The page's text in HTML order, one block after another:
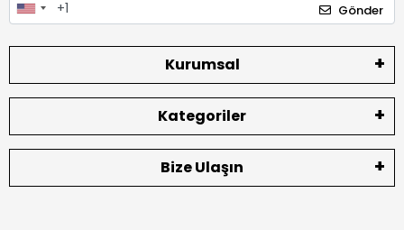
Gönder
Kurumsal
Kategoriler
Bize Ulaşın